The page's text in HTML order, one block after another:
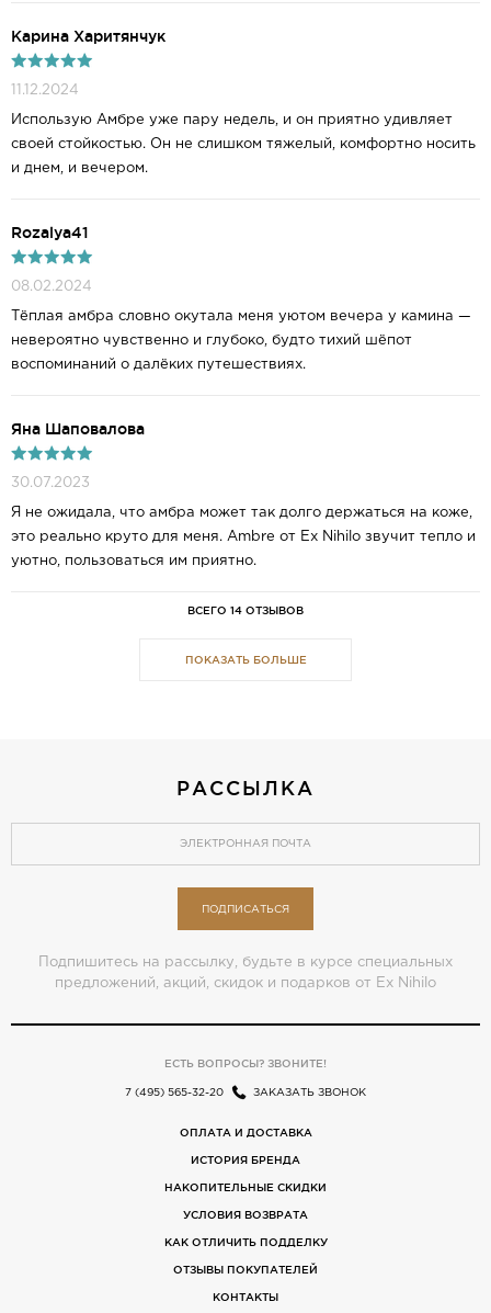
Карина Харитянчук
11.12.2024
Использую Амбре уже пару недель, и он приятно удивляет
своей стойкостью. Он не слишком тяжелый, комфортно носить
и днем, и вечером.
Rozalya41
08.02.2024
Тёплая амбра словно окутала меня уютом вечера у камина —
невероятно чувственно и глубоко, будто тихий шёпот
воспоминаний о далёких путешествиях.
Яна Шаповалова
30.07.2023
Я не ожидала, что амбра может так долго держаться на коже,
это реально круто для меня. Ambre от Ex Nihilo звучит тепло и
уютно, пользоваться им приятно.
ВСЕГО 14 ОТЗЫВОВ
ПОКАЗАТЬ БОЛЬШЕ
РАССЫЛКА
ПОДПИСАТЬСЯ
Подпишитесь на рассылку, будьте в курсе специальных
предложений, акций, скидок и подарков от Ex Nihilo
ЕСТЬ ВОПРОСЫ? ЗВОНИТЕ!
7 (495) 565-32-20 ЗАКАЗАТЬ ЗВОНОК
ОПЛАТА И ДОСТАВКА
ИСТОРИЯ БРЕНДА
НАКОПИТЕЛЬНЫЕ СКИДКИ
УСЛОВИЯ ВОЗВРАТА
КАК ОТЛИЧИТЬ ПОДДЕЛКУ
ОТЗЫВЫ ПОКУПАТЕЛЕЙ
КОНТАКТЫ